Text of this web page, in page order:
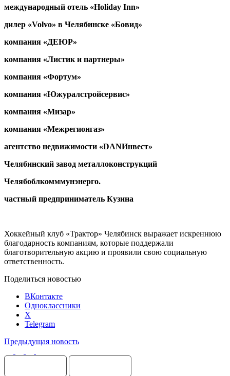
международный отель «Holiday Inn»
дилер «Volvo» в Челябинске «Бовид»
компания «ДЕЮР»
компания «Листик и партнеры»
компания «Фортум»
компания «Южуралстройсервис»
компания «Мизар»
компания «Межрегионгаз»
агентство недвижимости «DANИнвест»
Челябинский завод металлоконструкций
Челябоблкомммунэнерго.
частный предприниматель Кузина
Хоккейный клуб «Трактор» Челябинск выражает искреннюю
благодарность компаниям, которые поддержали
благотворительную акцию и проявили свою социальную
ответственность.
Поделиться новостью
ВКонтакте
Одноклассники
X
Telegram
Предыдущая новость